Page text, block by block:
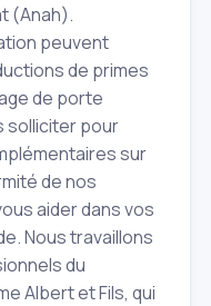
(Anah).
peuvent
de primes
de porte
solliciter pour
sur
de nos
aider dans vos
Nous travaillons
du
Albert et Fils, qui